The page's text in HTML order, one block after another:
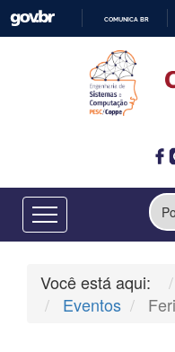
COMUNICA BR
Você está aqui:
Eventos